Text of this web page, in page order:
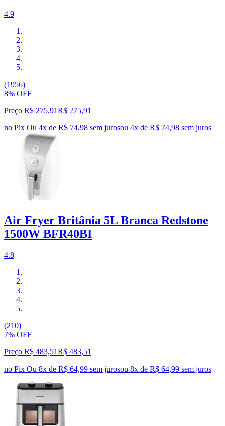
4.9
(1956)
8% OFF
Preço R$ 275,91R$ 275,91
no Pix Ou 4x de R$ 74,98 sem jurosou 4x de R$ 74,98 sem juros
Air Fryer Britânia 5L Branca Redstone
1500W BFR40BI
4.8
(210)
7% OFF
Preço R$ 483,51R$ 483,51
no Pix Ou 8x de R$ 64,99 sem jurosou 8x de R$ 64,99 sem juros